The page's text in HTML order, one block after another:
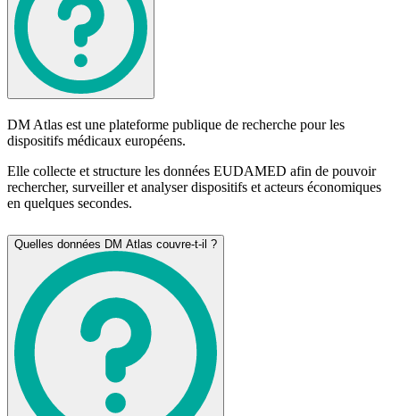
DM Atlas est une plateforme publique de recherche pour les
dispositifs médicaux européens.
Elle collecte et structure les données EUDAMED afin de pouvoir
rechercher, surveiller et analyser dispositifs et acteurs économiques
en quelques secondes.
Quelles données DM Atlas couvre-t-il ?